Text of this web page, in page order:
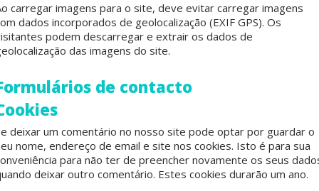
carregar imagens para o site, deve evitar carregar imagens
dados incorporados de geolocalização (EXIF GPS). Os
podem descarregar e extrair os dados de
das imagens do site.
de contacto
deixar um comentário no nosso site pode optar por guardar o
nome, endereço de email e site nos cookies. Isto é para sua
para não ter de preencher novamente os seus
deixar outro comentário. Estes cookies durarão um ano.